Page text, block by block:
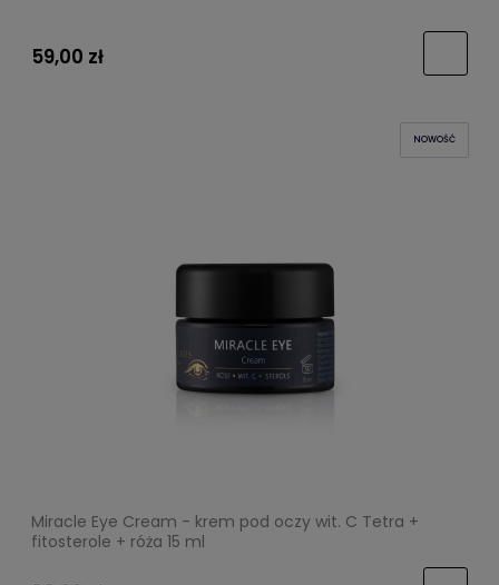
59,00 zł
Miracle Eye Cream - krem pod oczy wit. C Tetra +
fitosterole + róża 15 ml
NOWOŚĆ